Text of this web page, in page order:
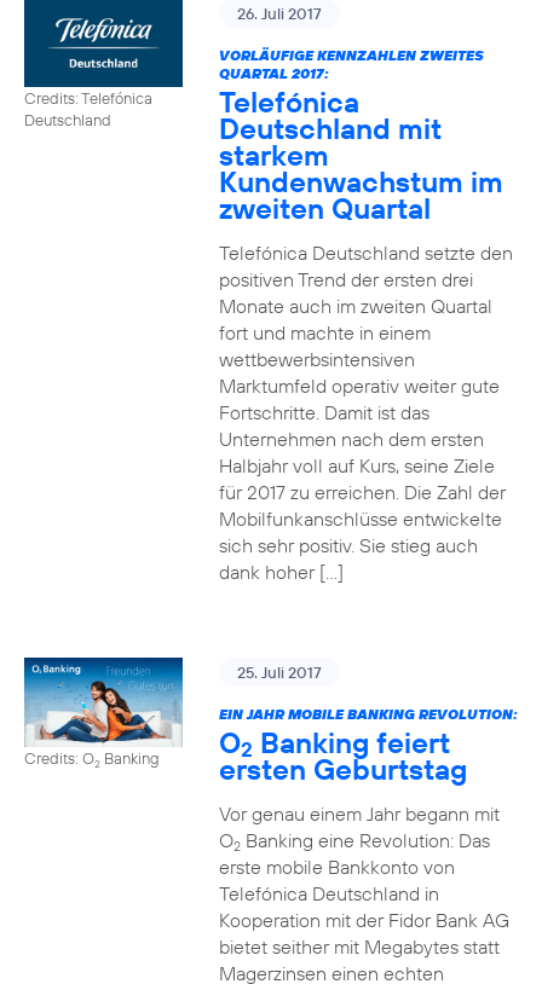
Credits: Telefónica
Deutschland
26. Juli 2017
VORLÄUFIGE KENNZAHLEN ZWEITES
QUARTAL 2017:
Telefónica
Deutschland mit
starkem
Kundenwachstum im
zweiten Quartal
Telefónica Deutschland setzte den
positiven Trend der ersten drei
Monate auch im zweiten Quartal
fort und machte in einem
wettbewerbsintensiven
Marktumfeld operativ weiter gute
Fortschritte. Damit ist das
Unternehmen nach dem ersten
Halbjahr voll auf Kurs, seine Ziele
für 2017 zu erreichen. Die Zahl der
Mobilfunkanschlüsse entwickelte
sich sehr positiv. Sie stieg auch
dank hoher […]
Credits: O2 Banking
25. Juli 2017
EIN JAHR MOBILE BANKING REVOLUTION:
O2 Banking feiert
ersten Geburtstag
Vor genau einem Jahr begann mit
O2Banking eine Revolution: Das
erste mobile Bankkonto von
Telefónica Deutschland in
Kooperation mit der Fidor Bank AG
bietet seither mit Megabytes statt
Magerzinsen einen echten